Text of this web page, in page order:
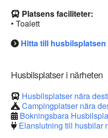
Platsens faciliteter:
• Toalett
Hitta till husbilsplatsen
Husbilsplatser i närheten
Husbilsplatser nära
Campingplatser nära
Bokningsbara
Elanslutning till husbilar